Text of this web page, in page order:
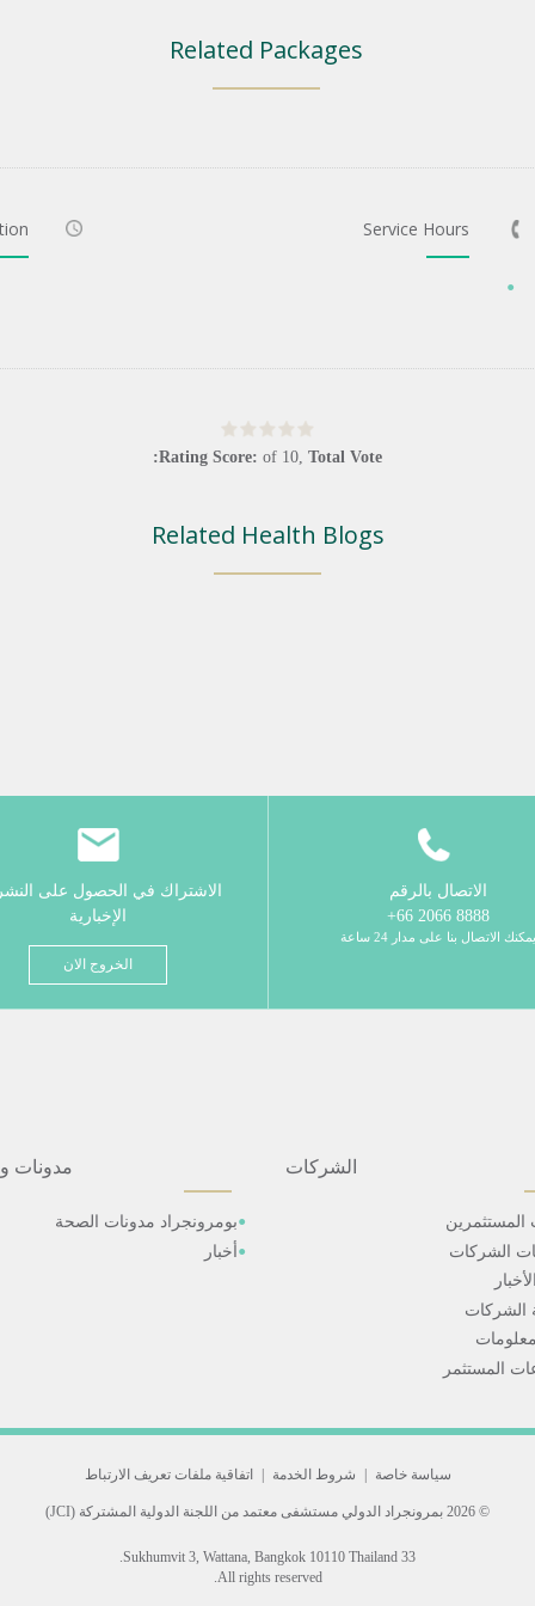
Related Packages
Service Hours
Rating Score: of 10 Total Vote:
Related Health Blogs
الاتصال بالرقم
8888 2066 66+
يمكنك الاتصال بنا على مدار 24 ساعة
الاشتراك في الحصول على
الإخبارية
الخروج الان
الشركات
المستثمرين
الشركات
الشركات
المستثمر
مدونات
بومرونجراد مدونات الصحة
أخبار
سياسة خاصة | شروط الخدمة | اتفاقية ملفات تعريف الارتباط
© 2026 بمرونجراد الدولي مستشفى معتمد من اللجنة الدولية المشتركة (JCI)
33 Sukhumvit 3, Wattana, Bangkok 10110 Thailand.
All rights reserved.